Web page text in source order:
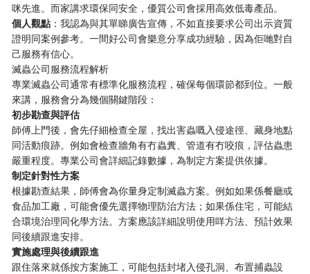
咪先進。而家講求環保同安全，優質公司會採用高效低毒產品。
​個人觀點​ ​：我認為與其單睇廣告宣傳，不如直接要求公司出示資質
證明同案例參考。一間好公司會樂意分享成功經驗，因為佢哋對自
己服務有信心。
滅蟲公司服務流程解析
專業滅蟲公司通常有標準化服務流程，確保每個環節都到位。一般
來講，服務會分為幾個關鍵階段：
​初步勘查與評估​
師傅上門後，會先仔細檢查全屋，找出害蟲嘅入侵途徑、藏身地點
同活動痕跡。例如會檢查牆角有冇蟲糞、管道有冇咬痕，評估蟲患
嚴重程度。專業公司會詳細記錄數據，為制定方案提供依據。
​制定針對性方案​
根據勘查結果，師傅會為你量身定制滅蟲方案。例如如果係餐廳或
食品加工廠，可能會優先選擇物理防治方法；如果係住宅，可能結
合環境治理同化學方法。方案應該詳細說明使用咩方法、預計效果
同後續跟進安排。
​實施處理與後續跟進​
跟住落來就係按方案施工，可能包括封堵入侵孔洞、布置捕蟲設